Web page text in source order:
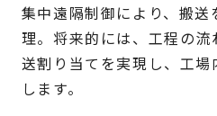
集中遠隔制御により、搬
理。将来的には、工程の
送割り当てを実現し、工
します。